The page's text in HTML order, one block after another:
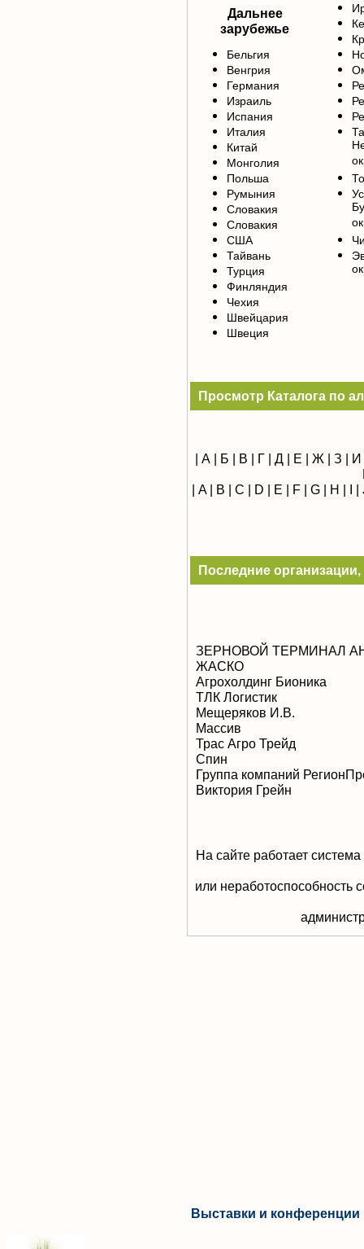
Дальнее
зарубежье
Бельгия
Венгрия
Германия
Израиль
Испания
Италия
Китай
Монголия
Польша
Румыния
Словакия
Словакия
США
Тайвань
Турция
Финляндия
Чехия
Швейцария
Швеция
Просмотр Каталога по
| А| Б | В | Г| Д| Е | Ж | З | И
| A| B | C | D | E | F| G| H | I |
Последние
ЗЕРНОВОЙ ТЕРМИНАЛ
ЖАСКО
Агрохолдинг Бионика
ТЛК Логистик
Мещеряков И.В.
Массив
Трас Агро Трейд
Спин
Группа компаний
Виктория Грейн
На сайте работает
или неработоспособность
Выставки и конференции